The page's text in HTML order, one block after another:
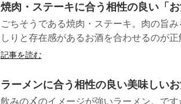
焼肉・ステーキに合う相性の良い「
ごちそうである焼肉・ステーキ。肉の旨
しりと存在感があるお酒を合わせるのが
記事を読む
ラーメンに合う相性の良い美味しい
飲みの〆のイメージが強いラーメン。で